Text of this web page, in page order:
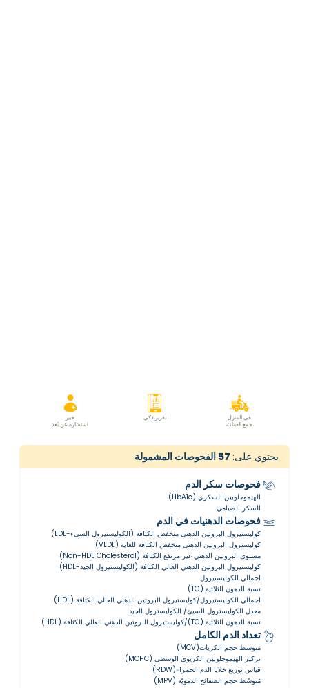
في المنزل
جمع العينات
تقرير ذكي
خبير
استشارة عن بُعد
يحتوي على: 57 الفحوصات المشمولة
فحوصات سكر الدم
الهيموجلوبين السكري (HbA1c)
السكر الصيامي
فحوصات الدهنيات في الدم
كوليستيرول البروتين الدهني منخفض الكثافة (الكوليستيرول السيء-LDL)
كوليسترول البروتين الدهني منخفض الكثافة للغاية (VLDL)
مستوى البروتين الدهني غير مرتفع الكثافة (Non-HDL Cholesterol)
كوليستيرول البروتين الدهني العالي الكثافة (الكوليستيرول الجيد-HDL)
اجمالي الكوليستيرول
نسبة الدهون الثلاثية (TG)
اجمالي الكوليستيرول/كوليستيرول البروتين الدهني العالي الكثافة (HDL)
معدل الكوليسترول السيئ/ الكوليسترول الجيد
نسبة الدهون الثلاثية (TG)/كوليستيرول البروتين الدهني العالي الكثافة (HDL)
تعداد الدم الكامل
متوسط حجم الكريات(MCV)
تركيز الهيموجلوبين الكريوي الوسطي (MCHC)
قياس توزيع خلايا الدم الحمراء(RDW)
مُتوسّط ​​حجم الصفائح الدمويّة (MPV)